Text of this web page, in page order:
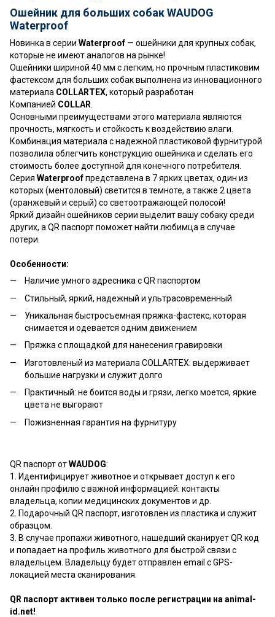
Ошейник для больших собак WAUDOG
Waterproof
Новинка в серии Waterproof — ошейники для крупных собак,
которые не имеют аналогов на рынке!
Ошейники шириной 40 мм с легким, но прочным пластиковим
фастексом для больших собак выполнена из инновационного
материала COLLARTEX, который разработан
Компанией COLLAR
Основными преимуществами этого материала являются
прочность, мягкость и стойкость к воздействию влаги.
Комбинация материала с надежной пластиковой фурнитурой
позволила облегчить конструкцию ошейника и сделать его
стоимость более доступной для конечного потребителя.
Серия Waterproofпредставлена в 7 ярких цветах, один из
которых (ментоловый) светится в темноте, а также 2 цвета
(оранжевый и серый) со светоотражающей полосой!
Яркий дизайн ошейников серии выделит вашу собаку среди
других, а QR паспорт поможет найти любимца в случае
потери.
Особенности:
Наличие умного адресника с QR паспортом
Стильный, яркий, надежный и ультрасовременный
Уникальная быстросъемная пряжка-фастекс, которая
снимается и одевается одним движением
Пряжка с площадкой для нанесения гравировки
Изготовленый из материала COLLARTEX: выдерживает
большие нагрузки и служит долго
Практичный: не боится воды и грязи, легко моется, яркие
цвета не выгорают
Пожизненная гарантия на фурнитуру
QR паспорт отWAUDOG:
1. Идентифицирует животное и открывает доступ к его
онлайн профилю с важной информацией: контакты
владельца, копии медицинских документов и др.
2. Подарочный QR паспорт, изготовлен из пластика и служит
образцом.
3. В случае пропажи животного, нашедший сканирует QR код
и попадает на профиль животного для быстрой связи с
владельцем. Владельцу будет отправлен email с GPS-
локацией места сканирования.
QR паспорт активен только после регистрации на animal-
id.net!